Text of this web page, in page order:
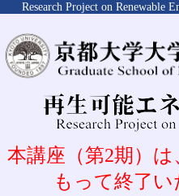
Research Project on Renewable
本講座（第2期）は
もって終了い